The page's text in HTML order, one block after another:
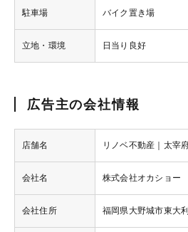
駐車場 バイク置き場
立地・環境 日当り良好
広告主の会社情報
店舗名 リノベ不動産｜太宰
会社名 株式会社オカショー
会社住所 福岡県大野城市東大